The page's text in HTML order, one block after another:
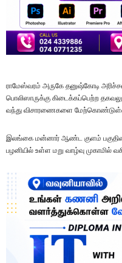
ராமேஸ்வரம் அருகே தனுஷ்கோடி
பொலிஸாருக்கு கிடைக்கப்பெற்ற
வந்து விசாரணைகளை
இலங்கை மன்னார் ஆண்ட குளம்
பழனியில் உள்ள மறு வாழ்வு முகாமில்